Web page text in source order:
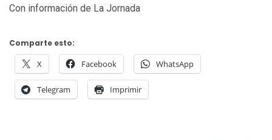
Con información de La Jornada
Comparte esto:
X Facebook WhatsApp
Telegram Imprimir